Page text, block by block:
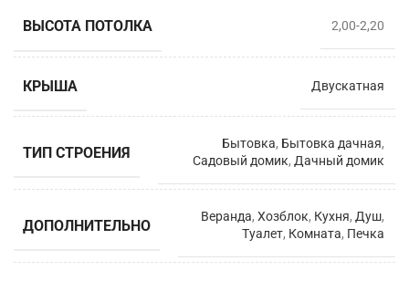
ВЫСОТА ПОТОЛКА 2,00-2,20
КРЫША Двускатная
ТИП СТРОЕНИЯ Бытовка, Бытовка дачная,
Садовый домик, Дачный домик
ДОПОЛНИТЕЛЬНО Веранда, Хозблок, Кухня, Душ,
Туалет, Комната, Печка